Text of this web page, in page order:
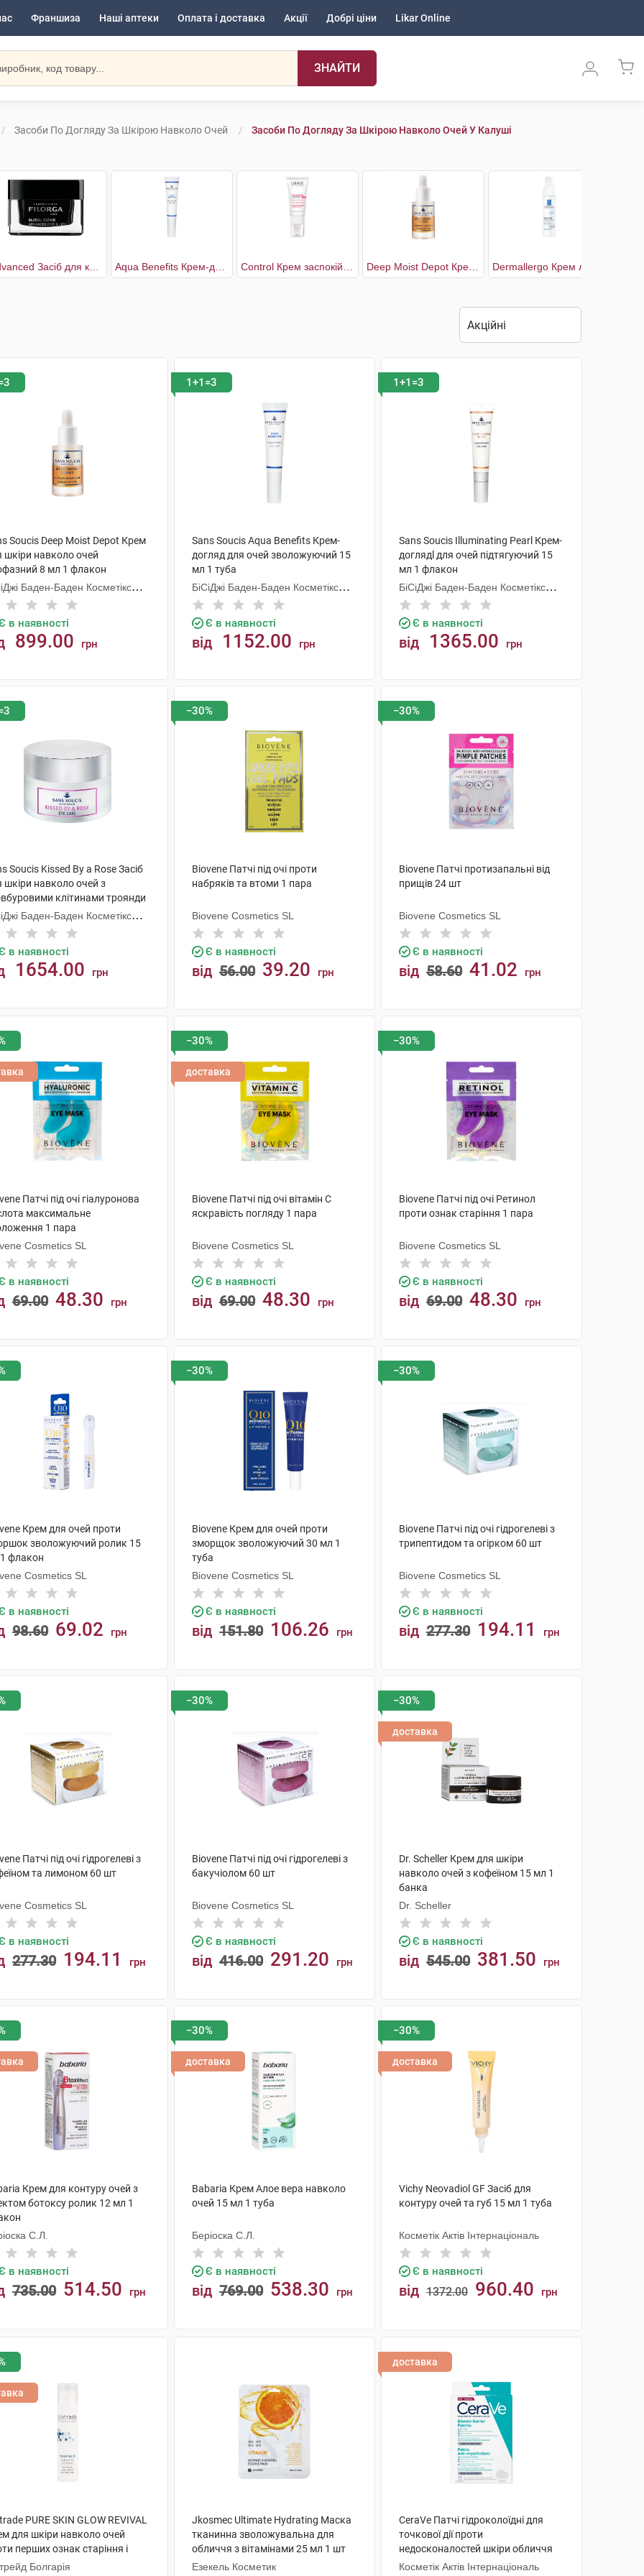
Франшиза Наші аптеки Оплата і доставка Акції Добрі ціни Likar Online
ЗНАЙТИ
Засоби По Догляду За Шкірою Навколо Очей Засоби По Догляду За Шкірою Навколо Очей У Калуші
Soucis Deep Moist Depot Крем
шкіри навколо очей
8 мл 1 флакон
Баден-Баден Косметікс
Гмбх
в наявності
899.00 грн
1+1=3
Sans Soucis Aqua Benefits Крем-
догляд для очей зволожуючий 15
мл 1 туба
БіСіДжі Баден-Баден Косметікс
Груп Гмбх
Є в наявності
від 1152.00 грн
1+1=3
Sans Soucis Illuminating Pearl Крем-
доглядl для очей підтягуючий 15
мл 1 флакон
БіСіДжі Баден-Баден Косметікс
Груп Гмбх
Є в наявності
від 1365.00 грн
Soucis Kissed By a Rose Засіб
шкіри навколо очей з
клітинами троянди
1 банка
Баден-Баден Косметікс
Гмбх
в наявності
1654.00 грн
−30%
Biovene Патчі під очі проти
набряків та втоми 1 пара
Biovene Cosmetics SL
Є в наявності
від 56.00 39.20 грн
−30%
Biovene Патчі протизапальні від
прищів 24 шт
Biovene Cosmetics SL
Є в наявності
від 58.60 41.02 грн
Патчі під очі гіалуронова
максимальне
1 пара
Cosmetics SL
в наявності
69.00 48.30 грн
−30%
доставка
Biovene Патчі під очі вітамін C
яскравість погляду 1 пара
Biovene Cosmetics SL
Є в наявності
від 69.00 48.30 грн
−30%
Biovene Патчі під очі Ретинол
проти ознак старіння 1 пара
Biovene Cosmetics SL
Є в наявності
від 69.00 48.30 грн
Крем для очей проти
зволожуючий ролик 15
флакон
Cosmetics SL
в наявності
98.60 69.02 грн
−30%
Biovene Крем для очей проти
зморщок зволожуючий 30 мл 1
туба
Biovene Cosmetics SL
Є в наявності
від 151.80 106.26 грн
−30%
Biovene Патчі під очі гідрогелеві з
трипептидом та огірком 60 шт
Biovene Cosmetics SL
Є в наявності
від 277.30 194.11 грн
Патчі під очі гідрогелеві з
та лимоном 60 шт
Cosmetics SL
в наявності
277.30 194.11 грн
−30%
Biovene Патчі під очі гідрогелеві з
бакучіолом 60 шт
Biovene Cosmetics SL
Є в наявності
від 416.00 291.20 грн
−30%
доставка
Dr. Scheller Крем для шкіри
навколо очей з кофеїном 15 мл 1
банка
Dr. Scheller
Є в наявності
від 545.00 381.50 грн
Крем для контуру очей з
ботоксу ролик 12 мл 1
С.Л.
в наявності
735.00 514.50 грн
−30%
доставка
Babaria Крем Aлое вера навколо
очей 15 мл 1 туба
Беріоска С.Л.
Є в наявності
від 769.00 538.30 грн
−30%
доставка
Vichy Neovadiol GF Засіб для
контуру очей та губ 15 мл 1 туба
Косметік Актів Інтернаціональ
Є в наявності
від 1372.00 960.40 грн
PURE SKIN GLOW REVIVAL
для шкіри навколо очей
перших ознак старіння і
кіл 15 мл 1 флакон
Болгарія
Jkosmec Ultimate Hydrating Маска
тканинна зволожувальна для
обличчя з вітамінами 25 мл 1 шт
Езекель Косметик
доставка
CeraVe Патчі гідроколоїдні для
точкової дії проти
недосконалостей шкіри обличчя
22 шт
Косметік Актів Інтернаціональ